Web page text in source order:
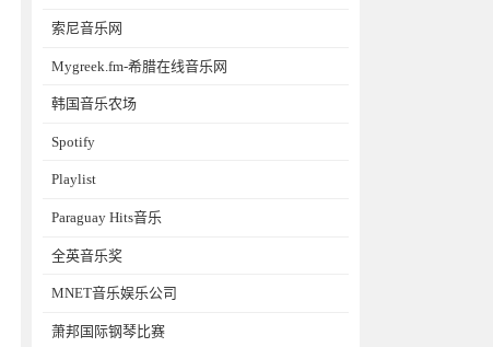
索尼音乐网
Mygreek.fm-希腊在线音乐网
韩国音乐农场
Spotify
Playlist
Paraguay Hits音乐
全英音乐奖
MNET音乐娱乐公司
萧邦国际钢琴比赛